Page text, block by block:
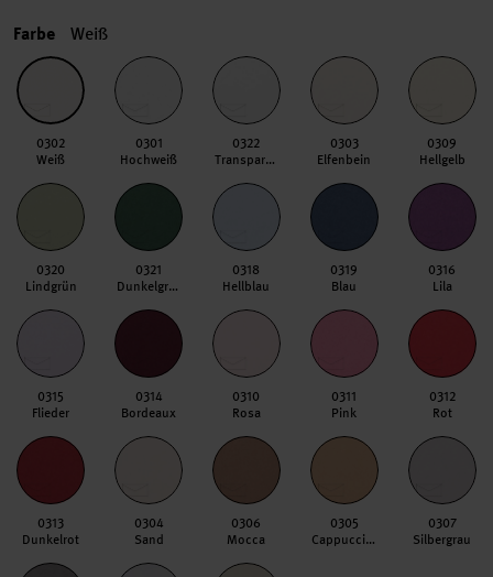
Farbe Weiß
0302
Weiß
0301
Hochweiß
0322
Transparent Hochweiß
0303
Elfenbein
0309
Hellgelb
0320
Lindgrün
0321
Dunkelgrün
0318
Hellblau
0319
Blau
0316
Lila
0315
Flieder
0314
Bordeaux
0310
Rosa
0311
Pink
0312
Rot
0313
Dunkelrot
0304
Sand
0306
Mocca
0305
Cappuccino
0307
Silbergrau